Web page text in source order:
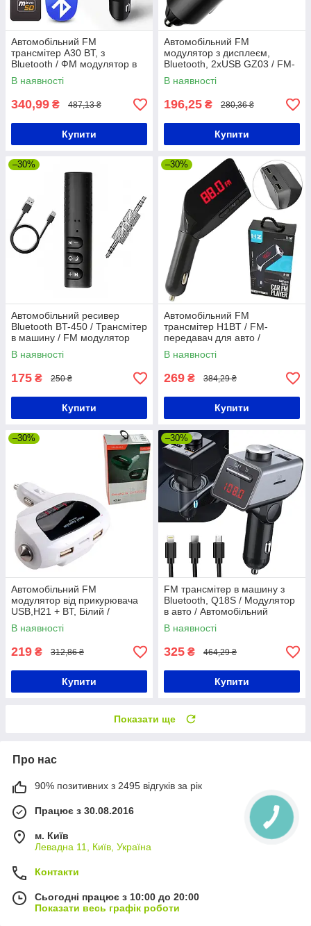
Автомобільний FM
трансмітер A30 BT, з
Bluetooth / ФМ модулятор в
машину / Трансмітер в
прикурювач
В наявності
340,99 ₴ 487,13 ₴
Купити
Автомобільний FM
модулятор з дисплеєм,
Bluetooth, 2хUSB GZ03 / FM-
трансмітер в машину / ФМ
модулятор в авто
В наявності
196,25 ₴ 280,36 ₴
Купити
–30%
Автомобільний ресивер
Bluetooth BT-450 / Трансмітер
в машину / FM модулятор
В наявності
175 ₴ 250 ₴
Купити
–30%
Автомобільний FM
трансмітер H1BT / FM-
передавач для авто /
Модулятор в машину від
прикурювача з двома USB
В наявності
269 ₴ 384,29 ₴
Купити
–30%
Автомобільний FM
модулятор від прикурювача
USB,H21 + BT, Білий /
Трансмітер в машину
В наявності
219 ₴ 312,86 ₴
Купити
–30%
FM трансмітер в машину з
Bluetooth, Q18S / Модулятор
в авто / Автомобільний
адаптер
В наявності
325 ₴ 464,29 ₴
Купити
Показати ще
Про нас
90% позитивних з 2495 відгуків за рік
Працює з 30.08.2016
м. Київ
Левадна 11, Київ, Україна
Контакти
Сьогодні працює з 10:00 до 20:00
Показати весь графік роботи